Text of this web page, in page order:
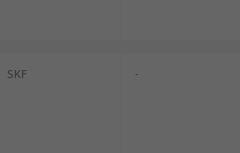
SKF -